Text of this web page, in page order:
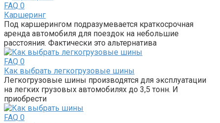
FAQ 0
Каршеринг
Под каршерингом подразумевается краткосрочная
аренда автомобиля для поездок на небольшие
расстояния. Фактически это альтернатива
FAQ 0
Как выбрать легкогрузовые шины
Легкогрузовые шины производятся для эксплуатации
на легких грузовых автомобилях до 3,5 тонн. И
приобрести
FAQ 0